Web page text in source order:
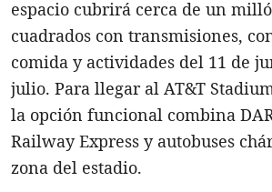
espacio cubrirá cerca de un
cuadrados con transmisiones,
comida y actividades del 11 de
julio. Para llegar al AT&T
la opción funcional combina
Railway Express y autobuses
zona del estadio.